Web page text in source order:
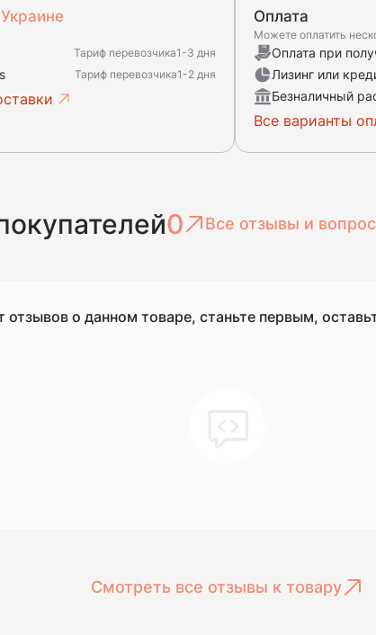
Украине
Тариф перевозчика1-3 дня
Тариф перевозчика1-2 дня
Оплата
Можете оплатить
Оплата при
Лизинг или
Безналичный
Все варианты
0 Все отзывы и
отзывов о данном товаре, станьте первым,
Смотреть все отзывы к товару